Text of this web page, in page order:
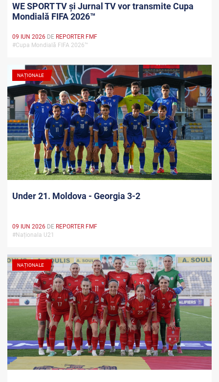
WE SPORT TV și Jurnal TV vor transmite Cupa
Mondială FIFA 2026™
09 IUN 2026 DE REPORTER FMF
#Cupa Mondială FIFA 2026™
NAȚIONALE
Under 21. Moldova - Georgia 3-2
09 IUN 2026 DE REPORTER FMF
#Naționala U21
NAȚIONALE